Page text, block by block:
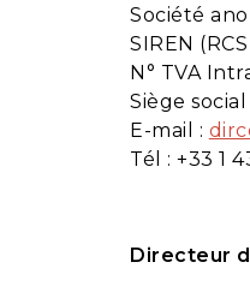
Société
SIREN
N° TVA
Siège
E-mail :
Tél : +33 1
Directeur